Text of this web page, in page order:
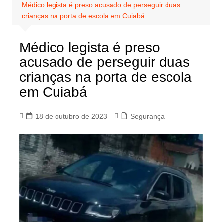
Médico legista é preso acusado de perseguir duas
crianças na porta de escola em Cuiabá
Médico legista é preso
acusado de perseguir duas
crianças na porta de escola
em Cuiabá
18 de outubro de 2023 Segurança